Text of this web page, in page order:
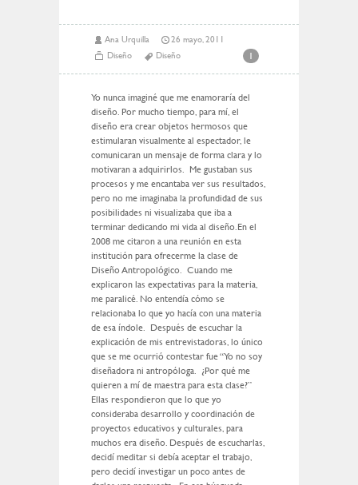
Ana Urquilla
26 mayo, 2011
Diseño
1
Diseño
Yo nunca imaginé que me enamoraría del
diseño. Por mucho tiempo, para mí, el
diseño era crear objetos hermosos que
estimularan visualmente al espectador, le
comunicaran un mensaje de forma clara y lo
motivaran a adquirirlos. Me gustaban sus
procesos y me encantaba ver sus resultados,
pero no me imaginaba la profundidad de sus
posibilidades ni visualizaba que iba a
terminar dedicando mi vida al diseño.En el
2008 me citaron a una reunión en esta
institución para ofrecerme la clase de
Diseño Antropológico. Cuando me
explicaron las expectativas para la materia,
me paralicé. No entendía cómo se
relacionaba lo que yo hacía con una materia
de esa índole. Después de escuchar la
explicación de mis entrevistadoras, lo único
que se me ocurrió contestar fue “Yo no soy
diseñadora ni antropóloga. ¿Por qué me
quieren a mí de maestra para esta clase?”
Ellas respondieron que lo que yo
consideraba desarrollo y coordinación de
proyectos educativos y culturales, para
muchos era diseño. Después de escucharlas,
decidí meditar si debía aceptar el trabajo,
pero decidí investigar un poco antes de